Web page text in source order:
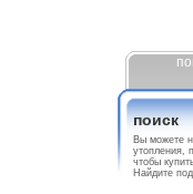
поиск
Вы можете
утопления,
чтобы
Найдите